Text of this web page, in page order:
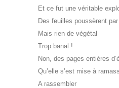
Et ce fut une véritable
Des feuilles poussèrent
Mais rien de végétal
Trop banal !
Non, des pages entières
Qu’elle s’est mise à
A rassembler